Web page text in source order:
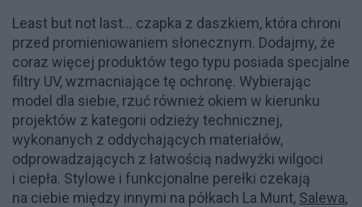
Least but not last... czapka z daszkiem, która chroni
przed promieniowaniem słonecznym. Dodajmy, że
coraz więcej produktów tego typu posiada specjalne
filtry UV, wzmacniające tę ochronę. Wybierając
model dla siebie, rzuć również okiem w kierunku
projektów z kategorii odzieży technicznej,
wykonanych z oddychających materiałów,
odprowadzających z łatwością nadwyżki wilgoci
i ciepła. Stylowe i funkcjonalne perełki czekają
na ciebie między innymi na półkach La Munt, Salewa,